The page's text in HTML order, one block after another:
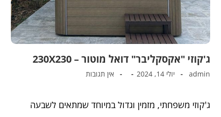
ג'קוזי "אקסקליבר" דואל מוטור – 230X230
admin יולי 14, 2024 אין תגובות
ג'קוזי משפחתי, מזמין וגדול במיוחד שמתאים לשבעה